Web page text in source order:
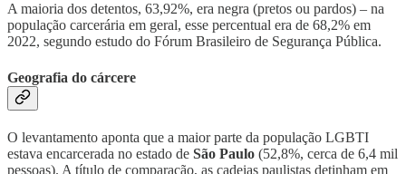
A maioria dos detentos, 63,92%, era negra (pretos ou pardos) – na
população carcerária em geral, esse percentual era de 68,2% em
2022, segundo estudo do Fórum Brasileiro de Segurança Pública.
Geografia do cárcere
O levantamento aponta que a maior parte da população LGBTI
estava encarcerada no estado de São Paulo (52,8%, cerca de 6,4 mil
pessoas). A título de comparação, as cadeias paulistas detinham em